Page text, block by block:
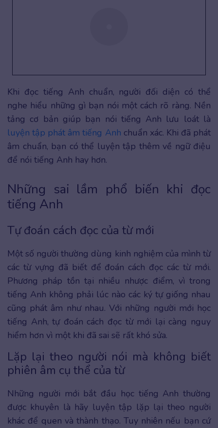
Khi đọc tiếng Anh chuẩn, người đối diện có thể
nghe hiểu những gì bạn nói một cách rõ ràng. Nền
tảng cơ bản giúp bạn nói tiếng Anh lưu loát là
luyện tập phát âm tiếng Anh chuẩn xác. Khi đã phát
âm chuẩn, bạn có thể luyện tập thêm về ngữ điệu
để nói tiếng Anh hay hơn.
Những sai lầm phổ biến khi đọc
tiếng Anh
Tự đoán cách đọc của từ mới
Một số người thường dùng kinh nghiệm của mình từ
các từ vựng đã biết để đoán cách đọc các từ mới.
Phương pháp tồn tại nhiều nhược điểm, vì trong
tiếng Anh không phải lúc nào các ký tự giống nhau
cũng phát âm như nhau. Với những người mới học
tiếng Anh, tự đoán cách đọc từ mới lại càng nguy
hiểm hơn vì một khi đã sai sẽ rất khó sửa.
Lặp lại theo người nói mà không biết
phiên âm cụ thể của từ
Những người mới bắt đầu học tiếng Anh thường
được khuyên là hãy luyện tập lặp lại theo người
khác để quen và thành thạo. Tuy nhiên nếu bạn cứ